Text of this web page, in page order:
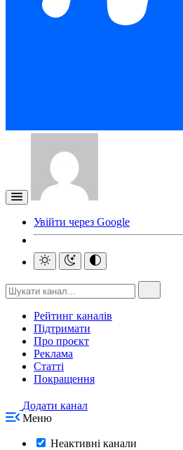
Увійти через Google
Рейтинг каналів
Підтримати
Про проєкт
Реклама
Статті
Покращення
Додати канал
Меню
Неактивні канали